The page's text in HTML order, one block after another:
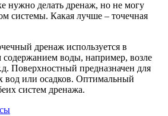
нужно делать дренаж, но не могу
системы. Какая лучше – точечная
дренаж используется в
воды, например, возле
Поверхностный предназначен для
вод или осадков. Оптимальный
систем дренажа.